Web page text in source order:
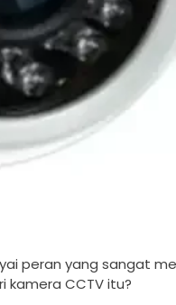
peran yang sangat
kamera CCTV itu?